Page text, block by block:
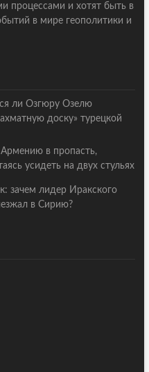
процессами и хотят быть в
в мире геополитики и
ли Озгюру Озелю
доску» турецкой
Армению в пропасть,
усидеть на двух стульях
зачем лидер Иракского
в Сирию?